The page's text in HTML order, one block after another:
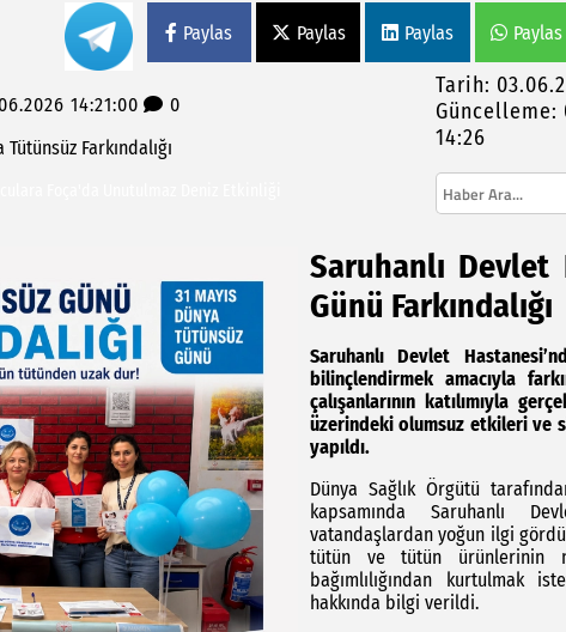
Tütünsüz Farkındalığı
Foça'da Unutulmaz Deniz Etkinliği
Saruhanlı Devlet
Günü Farkındalığı
Saruhanlı Devlet
bilinçlendirmek amacıyla
çalışanlarının katılımıyla
üzerindeki olumsuz etkileri ve
yapıldı.
Dünya Sağlık Örgütü
kapsamında Saruhanlı
vatandaşlardan yoğun ilgi
tütün ve tütün ürünlerinin
bağımlılığından kurtulmak
hakkında bilgi verildi.
14:21:00 0
Paylas Paylas Paylas Paylas
Tarih:
Güncelleme:
14:26